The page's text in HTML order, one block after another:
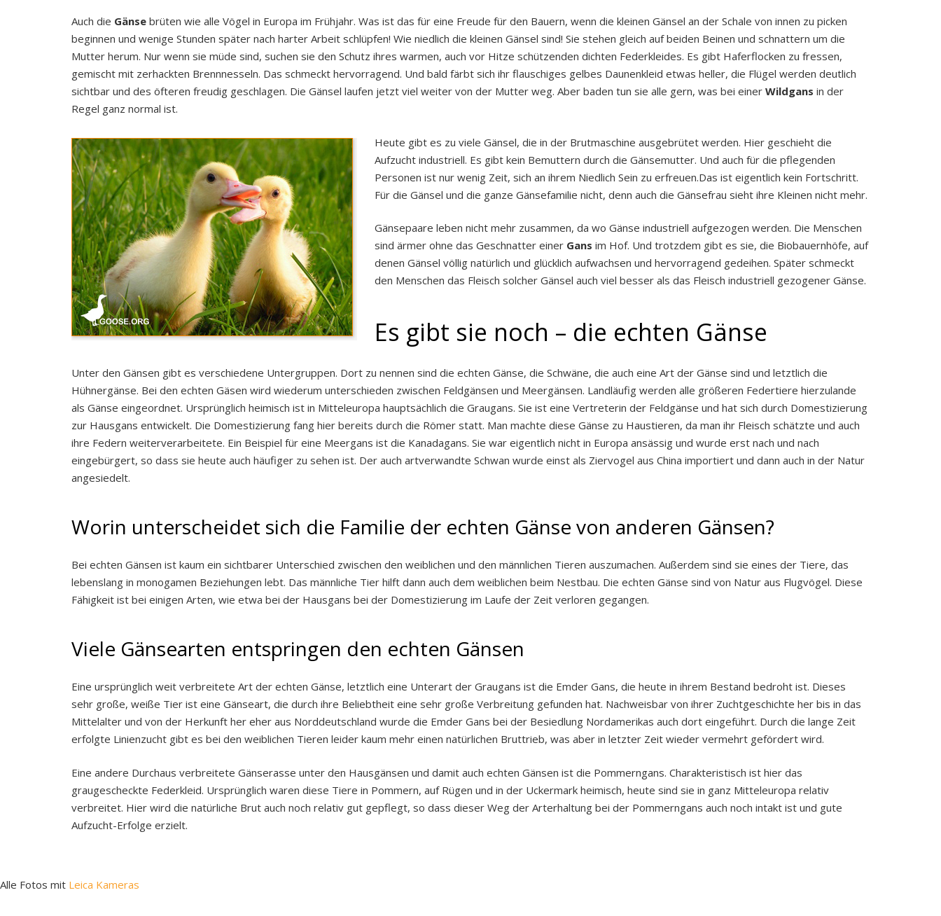
Auch die Gänse brüten wie alle Vögel in Europa im Frühjahr. Was ist das für eine Freude für den Bauern, wenn die kleinen Gänsel an der Schale von innen zu picken
beginnen und wenige Stunden später nach harter Arbeit schlüpfen! Wie niedlich die kleinen Gänsel sind! Sie stehen gleich auf beiden Beinen und schnattern um die
Mutter herum. Nur wenn sie müde sind, suchen sie den Schutz ihres warmen, auch vor Hitze schützenden dichten Federkleides. Es gibt Haferflocken zu fressen,
gemischt mit zerhackten Brennnesseln. Das schmeckt hervorragend. Und bald färbt sich ihr flauschiges gelbes Daunenkleid etwas heller, die Flügel werden deutlich
sichtbar und des öfteren freudig geschlagen. Die Gänsel laufen jetzt viel weiter von der Mutter weg. Aber baden tun sie alle gern, was bei einer Wildgans in der
Regel ganz normal ist.
Heute gibt es zu viele Gänsel, die in der Brutmaschine ausgebrütet werden. Hier geschieht die
Aufzucht industriell. Es gibt kein Bemuttern durch die Gänsemutter. Und auch für die pflegenden
Personen ist nur wenig Zeit, sich an ihrem Niedlich Sein zu erfreuen.Das ist eigentlich kein Fortschritt.
Für die Gänsel und die ganze Gänsefamilie nicht, denn auch die Gänsefrau sieht ihre Kleinen nicht mehr.
Gänsepaare leben nicht mehr zusammen, da wo Gänse industriell aufgezogen werden. Die Menschen
sind ärmer ohne das Geschnatter einer Gans im Hof. Und trotzdem gibt es sie, die Biobauernhöfe, auf
denen Gänsel völlig natürlich und glücklich aufwachsen und hervorragend gedeihen. Später schmeckt
den Menschen das Fleisch solcher Gänsel auch viel besser als das Fleisch industriell gezogener Gänse.
Es gibt sie noch – die echten Gänse
Unter den Gänsen gibt es verschiedene Untergruppen. Dort zu nennen sind die echten Gänse, die Schwäne, die auch eine Art der Gänse sind und letztlich die
Hühnergänse. Bei den echten Gäsen wird wiederum unterschieden zwischen Feldgänsen und Meergänsen. Landläufig werden alle größeren Federtiere hierzulande
als Gänse eingeordnet. Ursprünglich heimisch ist in Mitteleuropa hauptsächlich die Graugans. Sie ist eine Vertreterin der Feldgänse und hat sich durch Domestizierung
zur Hausgans entwickelt. Die Domestizierung fang hier bereits durch die Römer statt. Man machte diese Gänse zu Haustieren, da man ihr Fleisch schätzte und auch
ihre Federn weiterverarbeitete. Ein Beispiel für eine Meergans ist die Kanadagans. Sie war eigentlich nicht in Europa ansässig und wurde erst nach und nach
eingebürgert, so dass sie heute auch häufiger zu sehen ist. Der auch artverwandte Schwan wurde einst als Ziervogel aus China importiert und dann auch in der Natur
angesiedelt.
Worin unterscheidet sich die Familie der echten Gänse von anderen Gänsen?
Bei echten Gänsen ist kaum ein sichtbarer Unterschied zwischen den weiblichen und den männlichen Tieren auszumachen. Außerdem sind sie eines der Tiere, das
lebenslang in monogamen Beziehungen lebt. Das männliche Tier hilft dann auch dem weiblichen beim Nestbau. Die echten Gänse sind von Natur aus Flugvögel. Diese
Fähigkeit ist bei einigen Arten, wie etwa bei der Hausgans bei der Domestizierung im Laufe der Zeit verloren gegangen.
Viele Gänsearten entspringen den echten Gänsen
Eine ursprünglich weit verbreitete Art der echten Gänse, letztlich eine Unterart der Graugans ist die Emder Gans, die heute in ihrem Bestand bedroht ist. Dieses
sehr große, weiße Tier ist eine Gänseart, die durch ihre Beliebtheit eine sehr große Verbreitung gefunden hat. Nachweisbar von ihrer Zuchtgeschichte her bis in das
Mittelalter und von der Herkunft her eher aus Norddeutschland wurde die Emder Gans bei der Besiedlung Nordamerikas auch dort eingeführt. Durch die lange Zeit
erfolgte Linienzucht gibt es bei den weiblichen Tieren leider kaum mehr einen natürlichen Bruttrieb, was aber in letzter Zeit wieder vermehrt gefördert wird.
Eine andere Durchaus verbreitete Gänserasse unter den Hausgänsen und damit auch echten Gänsen ist die Pommerngans. Charakteristisch ist hier das
graugescheckte Federkleid. Ursprünglich waren diese Tiere in Pommern, auf Rügen und in der Uckermark heimisch, heute sind sie in ganz Mitteleuropa relativ
verbreitet. Hier wird die natürliche Brut auch noch relativ gut gepflegt, so dass dieser Weg der Arterhaltung bei der Pommerngans auch noch intakt ist und gute
Aufzucht-Erfolge erzielt.
Alle Fotos mit Leica Kameras